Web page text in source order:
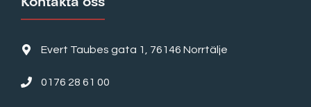
Evert Taubes gata 1, 76146 Norrtälje
0176 28 61 00